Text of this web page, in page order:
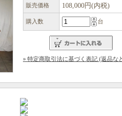
販売価格 108,000円(内税)
購入数 台
» 特定商取引法に基づく表記 (返品な